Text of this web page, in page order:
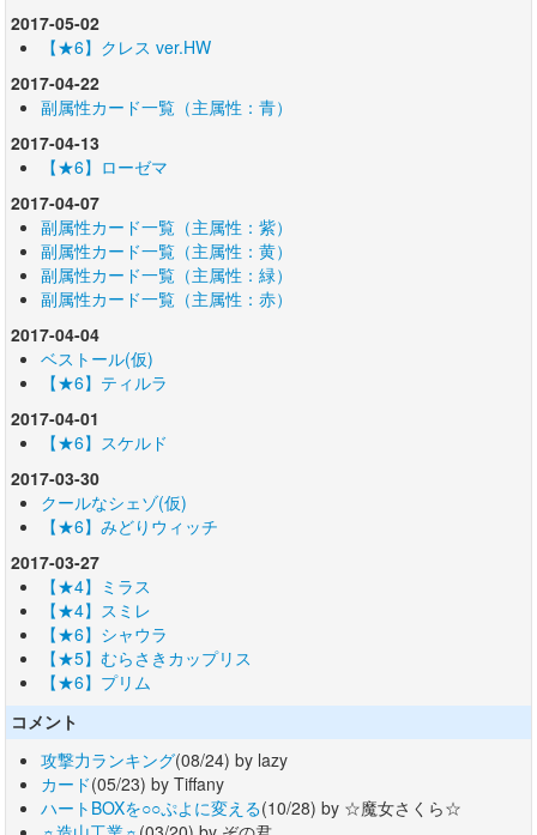
2017-05-02
【★6】クレス ver.HW
2017-04-22
副属性カード一覧（主属性：青）
2017-04-13
【★6】ローゼマ
2017-04-07
副属性カード一覧（主属性：紫）
副属性カード一覧（主属性：黄）
副属性カード一覧（主属性：緑）
副属性カード一覧（主属性：赤）
2017-04-04
ベストール(仮)
【★6】ティルラ
2017-04-01
【★6】スケルド
2017-03-30
クールなシェゾ(仮)
【★6】みどりウィッチ
2017-03-27
【★4】ミラス
【★4】スミレ
【★6】シャウラ
【★5】むらさきカップリス
【★6】プリム
コメント
攻撃力ランキング(08/24) by lazy
カード(05/23) by Tiffany
ハートBOXを○○ぷよに変える(10/28) by ☆魔女さくら☆